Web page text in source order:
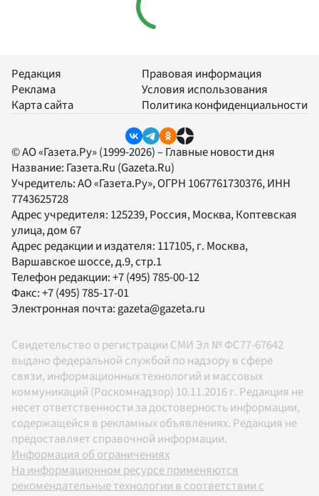
Редакция
Реклама
Карта сайта
Правовая информация
Условия использования
Политика конфиденциальности
© АО «Газета.Ру» (1999-2026) – Главные новости дня
Название: Газета.Ru (Gazeta.Ru)
Учредитель:АО «Газета.Ру», ОГРН 1067761730376, ИНН
7743625728
Адрес учредителя: 125239, Россия, Москва, Коптевская
улица, дом 67
Адрес редакции и издателя: 117105, г. Москва,
Варшавское шоссе, д.9, стр.1
Телефон редакции:+7 (495) 785-00-12
Факс:+7 (495) 785-17-01
Электронная почта:gazeta@gazeta.ru
Свидетельство о регистрации СМИ Эл № ФС77-67642
выдано федеральной службой по надзору в сфере
связи, информационных технологий и массовых
коммуникаций (Роскомнадзор) 10.11.2016 г. Редакция не
несет ответственности за достоверность информации,
содержащейся в рекламных объявлениях. Редакция не
предоставляет справочной информации.
Информация об ограничениях
На информационном ресурсе применяются
рекомендательные технологии в соответствии с